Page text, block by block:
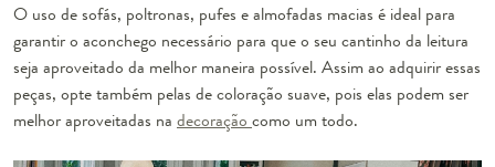
O uso de sofás, poltronas, pufes e almofadas macias é ideal para
garantir o aconchego necessário para que o seu cantinho da leitura
seja aproveitado da melhor maneira possível. Assim ao adquirir essas
peças, opte também pelas de coloração suave, pois elas podem ser
melhor aproveitadas na decoração como um todo.